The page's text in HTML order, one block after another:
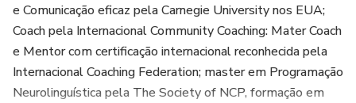
e Comunicação eficaz pela Carnegie University nos EUA;
Coach pela Internacional Community Coaching: Mater Coach
e Mentor com certificação internacional reconhecida pela
Internacional Coaching Federation; master em Programação
Neurolinguística pela The Society of NCP, formação em